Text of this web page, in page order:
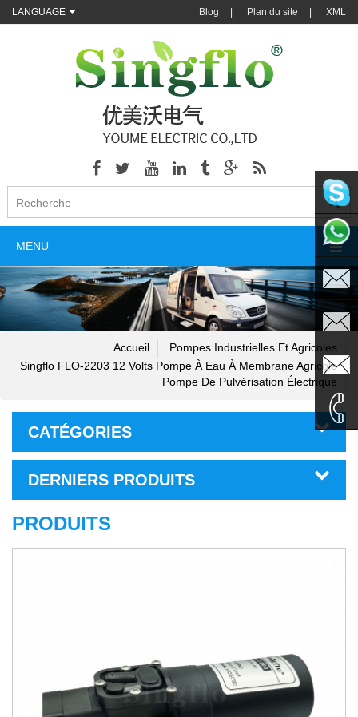
LANGUAGE Blog Plan du site XML
MENU
Accueil
Pompes Industrielles Et Agricoles
Singflo FLO-2203 12 Volts Pompe À Eau À Membrane Agricole
Pompe De Pulvérisation Électrique
CATÉGORIES
DERNIERS PRODUITS
PRODUITS
0086-